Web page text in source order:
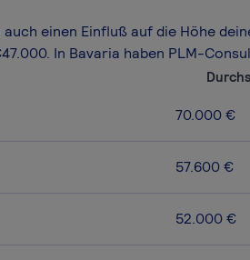
einen Einfluß auf die Höhe
In Bavaria haben PLM-
70.000 €
57.600 €
52.000 €